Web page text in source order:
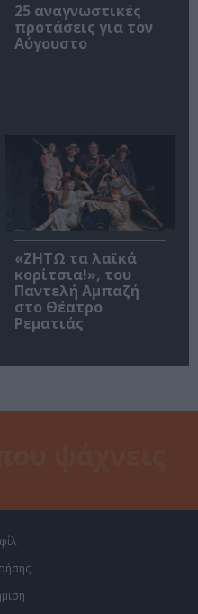
25 αναγνωστικές
προτάσεις για τον
Αύγουστο
«ΖΗΤΩ τα λαϊκά
κορίτσια!», του
Παντελή Αμπαζή
στο Θέατρο
Ρεματιάς